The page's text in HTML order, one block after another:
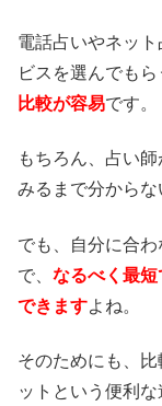
電話占いやネッ
ビスを選んでもら
比較が容易です。
もちろん、占い
みるまで分からな
でも、自分に合
で、 なるべく最
できますよね。
そのためにも、
ットという便利